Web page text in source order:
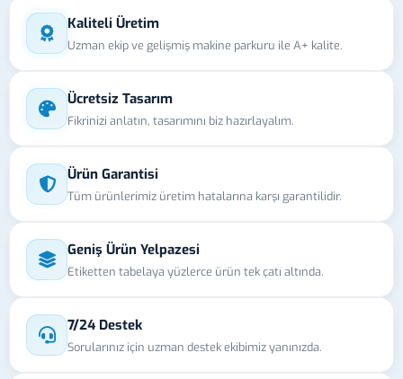
Kaliteli Üretim
Uzman ekip ve gelişmiş makine parkuru ile A+ kalite.
Ücretsiz Tasarım
Fikrinizi anlatın, tasarımını biz hazırlayalım.
Ürün Garantisi
Tüm ürünlerimiz üretim hatalarına karşı garantilidir.
Geniş Ürün Yelpazesi
Etiketten tabelaya yüzlerce ürün tek çatı altında.
7/24 Destek
Sorularınız için uzman destek ekibimiz yanınızda.